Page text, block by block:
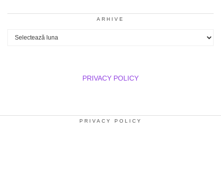
ARHIVE
Arhive
PRIVACY POLICY
PRIVACY POLICY